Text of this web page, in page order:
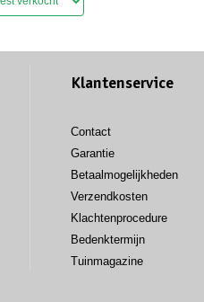
Klantenservice
Contact
Garantie
Betaalmogelijkheden
Verzendkosten
Klachtenprocedure
Bedenktermijn
Tuinmagazine